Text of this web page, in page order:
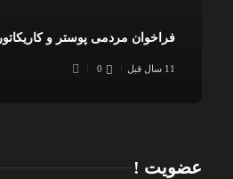
فراخوان مردمی پوستر و
11 سال قبل 0
عضویت !